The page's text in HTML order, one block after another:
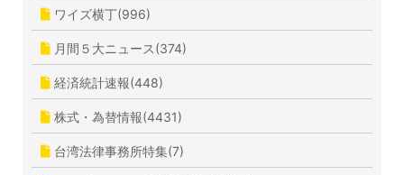
ワイズ横丁(996)
月間５大ニュース(374)
経済統計速報(448)
株式・為替情報(4431)
台湾法律事務所特集(7)